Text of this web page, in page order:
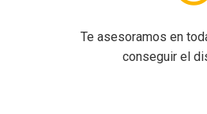
Te asesoramos en
conseguir el